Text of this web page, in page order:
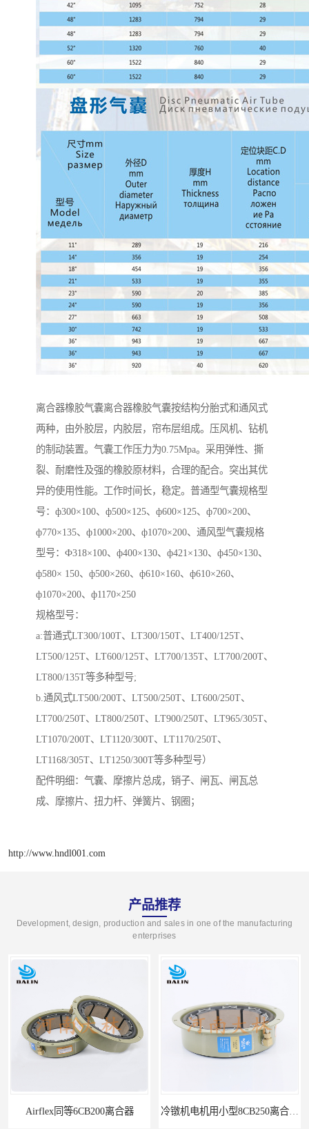
离合器橡胶气囊离合器橡胶气囊按结构分胎式和通风式
两种，由外胶层，内胶层，帘布层组成。压风机、钻机
的制动装置。气囊工作压力为0.75Mpa。采用弹性、撕
裂、耐磨性及强的橡胶原材料，合理的配合。突出其优
异的使用性能。工作时间长，稳定。普通型气囊规格型
号：ф300×100、ф500×125、ф600×125、ф700×200、
ф770×135、ф1000×200、ф1070×200、通风型气囊规格
型号：Ф318×100、ф400×130、ф421×130、ф450×130、
ф580× 150、ф500×260、ф610×160、ф610×260、
ф1070×200、ф1170×250
规格型号：
a:普通式LT300/100T、LT300/150T、LT400/125T、
LT500/125T、LT600/125T、LT700/135T、LT700/200T、
LT800/135T等多种型号;
b.通风式LT500/200T、LT500/250T、LT600/250T、
LT700/250T、LT800/250T、LT900/250T、LT965/305T、
LT1070/200T、LT1120/300T、LT1170/250T、
LT1168/305T、LT1250/300T等多种型号）
配件明细：气囊、摩擦片总成，销子、闸瓦、闸瓦总
成、摩擦片、扭力杆、弹簧片、钢圈；
http://www.hndl001.com
产品推荐
Development, design, production and sales in one of the manufacturing
enterprises
离合器 冷镦机电机用小型8CB250离合器制动器刹车